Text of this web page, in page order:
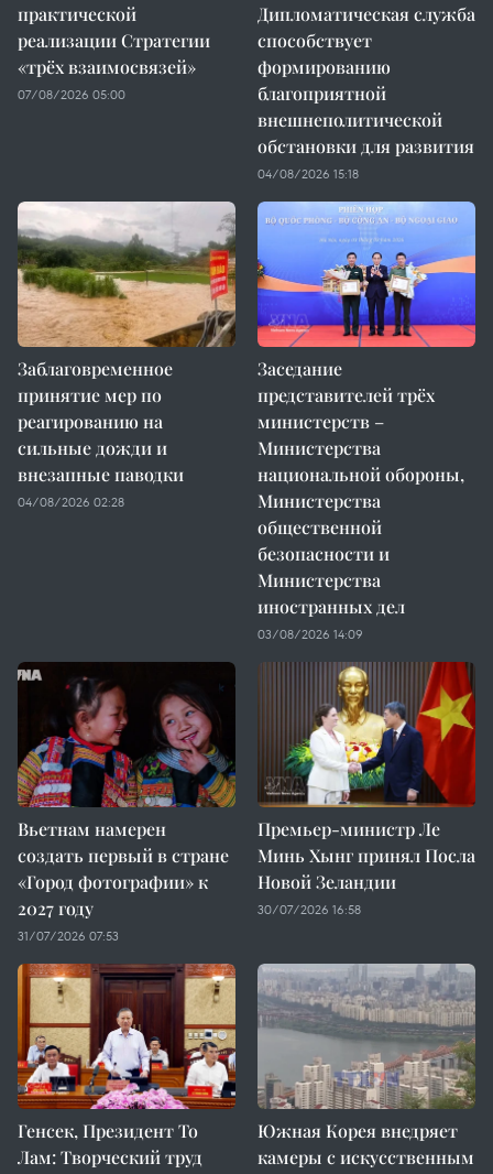
практической
реализации Стратегии
«трёх взаимосвязей»
07/08/2026 05:00
Дипломатическая служба
способствует
формированию
благоприятной
внешнеполитической
обстановки для развития
04/08/2026 15:18
Заблаговременное
принятие мер по
реагированию на
сильные дожди и
внезапные паводки
04/08/2026 02:28
Заседание
представителей трёх
министерств –
Министерства
национальной обороны,
Министерства
общественной
безопасности и
Министерства
иностранных дел
03/08/2026 14:09
Вьетнам намерен
создать первый в стране
«Город фотографии» к
2027 году
31/07/2026 07:53
Премьер-министр Ле
Минь Хынг принял Посла
Новой Зеландии
30/07/2026 16:58
Генсек, Президент То
Лам: Творческий труд
Южная Корея внедряет
камеры с искусственным